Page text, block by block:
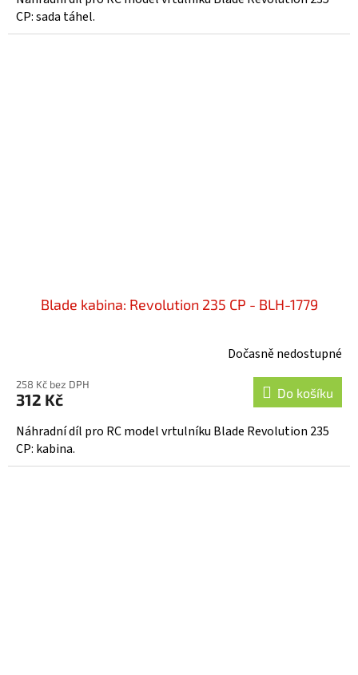
CP: sada táhel.
Blade kabina: Revolution 235 CP - BLH-1779
Dočasně nedostupné
258 Kč bez DPH
312 Kč Do košíku
Náhradní díl pro RC model vrtulníku Blade Revolution 235
CP: kabina.